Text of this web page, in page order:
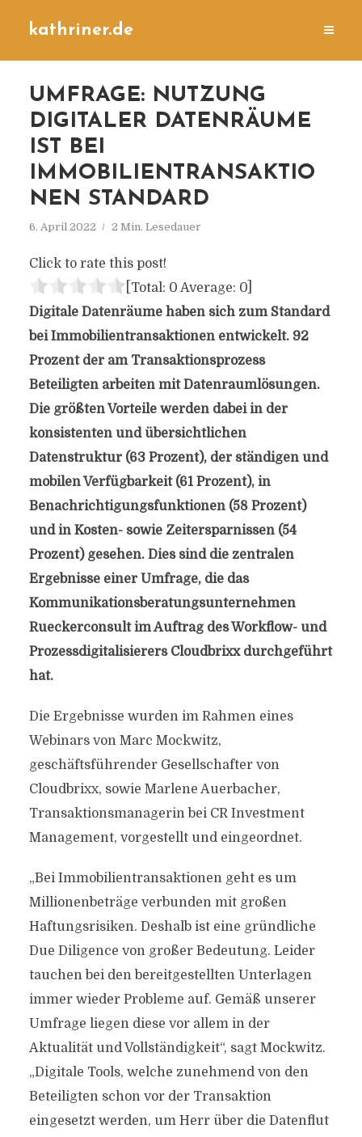
kathriner.de
UMFRAGE: NUTZUNG
DIGITALER DATENRÄUME
IST BEI
IMMOBILIENTRANSAKTIO
NEN STANDARD
6. April 2022 2 Min. Lesedauer
Click to rate this post!
[Total: 0 Average: 0]
Digitale Datenräume haben sich zum Standard
bei Immobilientransaktionen entwickelt. 92
Prozent der am Transaktionsprozess
Beteiligten arbeiten mit Datenraumlösungen.
Die größten Vorteile werden dabei in der
konsistenten und übersichtlichen
Datenstruktur (63 Prozent), der ständigen und
mobilen Verfügbarkeit (61 Prozent), in
Benachrichtigungsfunktionen (58 Prozent)
und in Kosten- sowie Zeitersparnissen (54
Prozent) gesehen. Dies sind die zentralen
Ergebnisse einer Umfrage, die das
Kommunikationsberatungsunternehmen
Rueckerconsult im Auftrag des Workflow- und
Prozessdigitalisierers Cloudbrixx durchgeführt
hat.
Die Ergebnisse wurden im Rahmen eines
Webinars von Marc Mockwitz,
geschäftsführender Gesellschafter von
Cloudbrixx, sowie Marlene Auerbacher,
Transaktionsmanagerin bei CR Investment
Management, vorgestellt und eingeordnet.
„Bei Immobilientransaktionen geht es um
Millionenbeträge verbunden mit großen
Haftungsrisiken. Deshalb ist eine gründliche
Due Diligence von großer Bedeutung. Leider
tauchen bei den bereitgestellten Unterlagen
immer wieder Probleme auf. Gemäß unserer
Umfrage liegen diese vor allem in der
Aktualität und Vollständigkeit“, sagt Mockwitz.
„Digitale Tools, welche zunehmend von den
Beteiligten schon vor der Transaktion
eingesetzt werden, um Herr über die Datenflut